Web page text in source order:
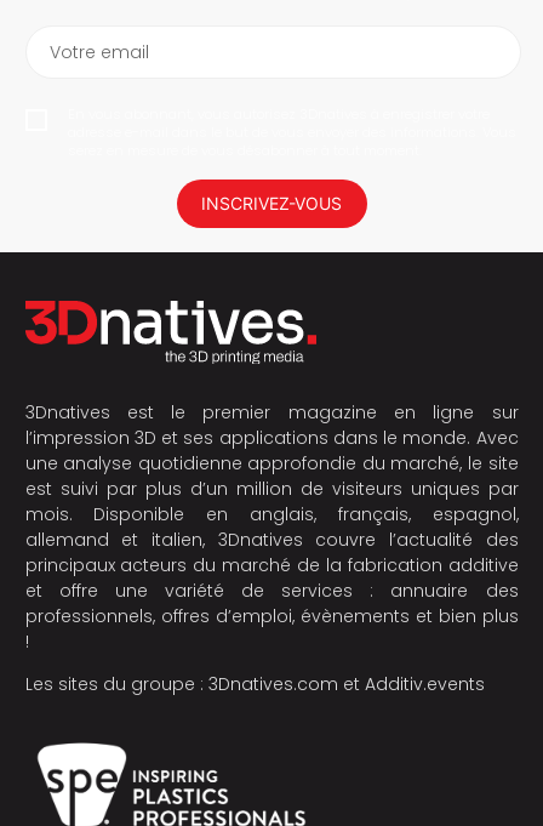
Votre email
INSCRIVEZ-VOUS
3Dnatives est le premier magazine en ligne sur
l’impression 3D et ses applications dans le monde. Avec
une analyse quotidienne approfondie du marché, le site
est suivi par plus d’un million de visiteurs uniques par
mois. Disponible en anglais, français, espagnol,
allemand et italien, 3Dnatives couvre l’actualité des
principaux acteurs du marché de la fabrication additive
et offre une variété de services : annuaire des
professionnels, offres d’emploi, évènements et bien plus
!
Les sites du groupe : 3Dnatives.com et Additiv.events